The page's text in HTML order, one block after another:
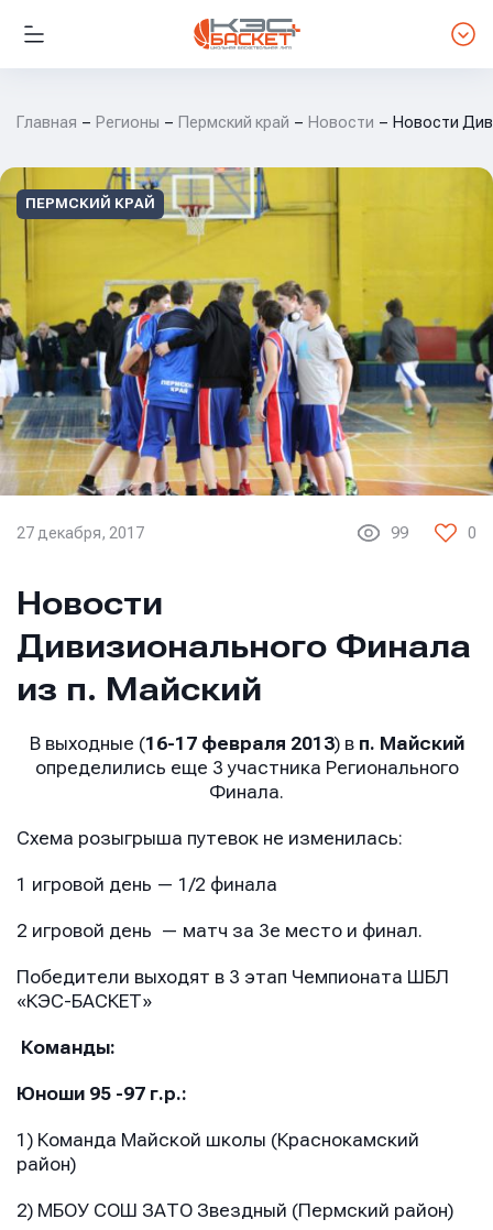
Главная Регионы Пермский край Новости Новости
ПЕРМСКИЙ КРАЙ
27 декабря, 2017 99 0
Новости
Дивизионального Финала
из п. Майский
В выходные (16-17 февраля 2013) в п. Майский
определились еще 3 участника Регионального
Финала.
Схема розыгрыша путевок не изменилась:
1 игровой день — 1/2 финала
2 игровой день — матч за 3е место и финал.
Победители выходят в 3 этап Чемпионата ШБЛ
«КЭС-БАСКЕТ»
Команды:
Юноши 95 -97 г.р.:
1) Команда Майской школы (Краснокамский
район)
2) МБОУ СОШ ЗАТО Звездный (Пермский район)